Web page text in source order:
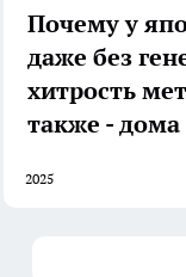
Почему у
даже без
хитрость
также -
2025